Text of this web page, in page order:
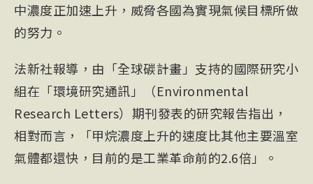
中濃度正加速上升，威脅各國為實現氣候目標所做
的努力。
法新社報導，由「全球碳計畫」支持的國際研究小
組在「環境研究通訊」（Environmental
Research Letters）期刊發表的研究報告指出，
相對而言，「甲烷濃度上升的速度比其他主要溫室
氣體都還快，目前的是工業革命前的2.6倍」。